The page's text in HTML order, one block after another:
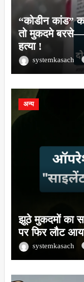
“कोडीन कांड”
तो मुकदमे
हत्या !
systemkasach
अन्य
झूठे मुकदमों का
पर फिर लौट
systemkasach